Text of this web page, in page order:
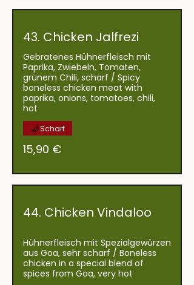
43. Chicken Jalfrezi
Gebratenes Hühnerfleisch mit
Paprika, Zwiebeln, Tomaten,
grünem Chili, scharf / Spicy
boneless chicken meat with
paprika, onions, tomatoes, chili,
15,90 €
Scharf
44. Chicken Vindaloo
Hühnerfleisch mit Spezialgewürzen
aus Goa, sehr scharf / Boneless
chicken in a special blend of
spices from Goa, very hot